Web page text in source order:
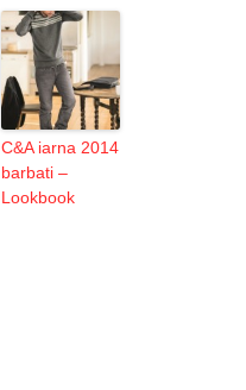
C&A iarna 2014
barbati –
Lookbook